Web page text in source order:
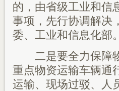
的，由省级工业和信
事项，先行协调解决
委、工业和信息化部。
二是要全力保障物
重点物资运输车辆通
运输、现场过驳、人